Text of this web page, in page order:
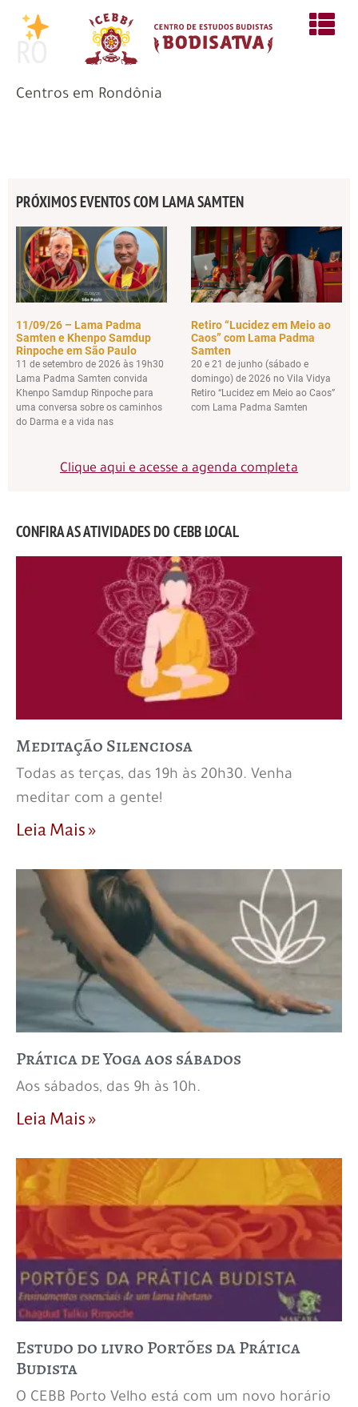
RO
Centros em Rondônia
PRÓXIMOS EVENTOS COM LAMA SAMTEN
11/09/26 – Lama Padma
Samten e Khenpo Samdup
Rinpoche em São Paulo
11 de setembro de 2026 às 19h30
Lama Padma Samten convida
Khenpo Samdup Rinpoche para
uma conversa sobre os caminhos
do Darma e a vida nas
Retiro “Lucidez em Meio ao
Caos” com Lama Padma
Samten
20 e 21 de junho (sábado e
domingo) de 2026 no Vila Vidya
Retiro “Lucidez em Meio ao Caos”
com Lama Padma Samten
Clique aqui e acesse a agenda completa
CONFIRA AS ATIVIDADES DO CEBB LOCAL
Meditação Silenciosa
Todas as terças, das 19h às 20h30. Venha
meditar com a gente!
Leia Mais »
Prática de Yoga aos sábados
Aos sábados, das 9h às 10h.
Leia Mais »
Estudo do livro Portões da Prática
Budista
O CEBB Porto Velho está com um novo horário